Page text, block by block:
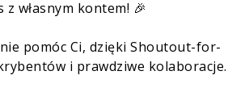
własnym kontem! 🎉
pomóc Ci, dzięki Shoutout-for-
i prawdziwe kolaboracje.